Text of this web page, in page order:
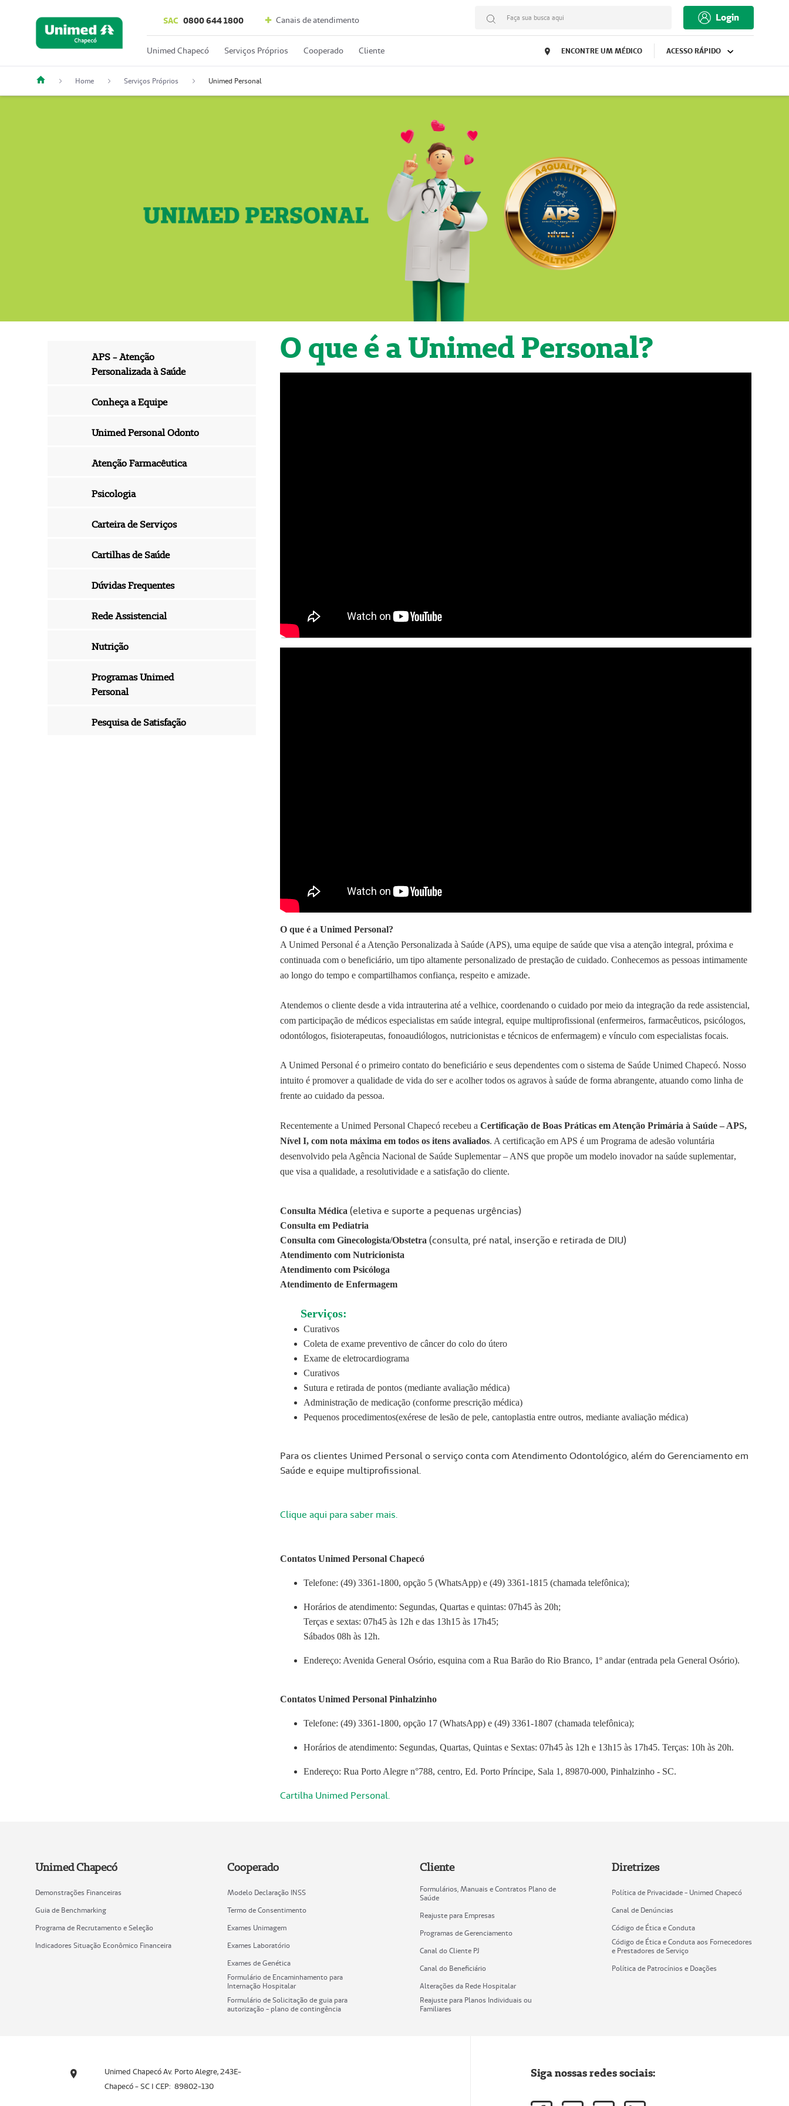
SAC 0800 644 1800 Canais de atendimento Faça sua busca aqui Login
Unimed Chapecó Serviços Próprios Cooperado Cliente ENCONTRE UM MÉDICO ACESSO RÁPIDO
Home Serviços Próprios Unimed Personal
APS - Atenção
Personalizada à Saúde
Conheça a Equipe
Unimed Personal Odonto
Atenção Farmacêutica
Psicologia
Carteira de Serviços
Cartilhas de Saúde
Dúvidas Frequentes
Rede Assistencial
Nutrição
Programas Unimed
Personal
Pesquisa de Satisfação
O que é a Unimed Personal?
O que é a Unimed Personal?
A Unimed Personal é a Atenção Personalizada à Saúde (APS), uma equipe de saúde que visa a atenção integral, próxima e
continuada com o beneficiário, um tipo altamente personalizado de prestação de cuidado. Conhecemos as pessoas intimamente
ao longo do tempo e compartilhamos confiança, respeito e amizade.
Atendemos o cliente desde a vida intrauterina até a velhice, coordenando o cuidado por meio da integração da rede assistencial,
com participação de médicos especialistas em saúde integral,equipe multiprofissional (enfermeiros, farmacêuticos, psicólogos,
odontólogos, fisioterapeutas, fonoaudiólogos, nutricionistas e técnicos de enfermagem) e vínculo com especialistas focais.
A Unimed Personal é o primeiro contato do beneficiário e seus dependentes com o sistema de Saúde Unimed Chapecó. Nosso
intuito é promover a qualidade de vida do ser e acolher todos os agravos à saúde de forma abrangente, atuando como linha de
frente ao cuidado da pessoa.
Recentemente a Unimed Personal Chapecó recebeu aCertificação de Boas Práticas em Atenção Primária à Saúde – APS,
Nível I, com nota máxima em todos os itens avaliados. A certificação em APS é um Programa de adesão voluntária
desenvolvido pela Agência Nacional de Saúde Suplementar – ANS que propõe um modelo inovador na saúde suplementar,
que visa a qualidade, a resolutividade e a satisfação do cliente.
Consulta Médica(eletiva e suporte a pequenas urgências)
Consulta em Pediatria
Consulta com Ginecologista/Obstetra(consulta, pré natal, inserção e retirada de DIU)
Atendimento com Nutricionista
Atendimento com Psicóloga
Atendimento de Enfermagem
Serviços:
Curativos
Coleta de exame preventivo de câncer do colo do útero
Exame de eletrocardiograma
Curativos
Sutura e retirada de pontos (mediante avaliação médica)
Administração de medicação (conforme prescrição médica)
Pequenos procedimentos(exérese de lesão de pele, cantoplastia entre outros, mediante avaliação médica)
Para os clientes Unimed Personal o serviço conta com Atendimento Odontológico, além do Gerenciamento em
Saúde e equipe multiprofissional.
Clique aqui para saber mais.
Contatos Unimed Personal Chapecó
Telefone: (49) 3361-1800, opção 5 (WhatsApp) e (49) 3361-1815 (chamada telefônica);
Horários de atendimento: Segundas, Quartas e quintas: 07h45 às 20h;
Terças e sextas: 07h45 às 12h e das 13h15 às 17h45;
Sábados 08h às 12h.
Endereço: Avenida General Osório, esquina com a Rua Barão do Rio Branco, 1º andar (entrada pela General Osório).
Contatos Unimed Personal Pinhalzinho
Telefone: (49) 3361-1800, opção 17 (WhatsApp) e (49) 3361-1807 (chamada telefônica);
Horários de atendimento: Segundas, Quartas, Quintas e Sextas: 07h45 às 12h e 13h15 às 17h45. Terças: 10h às 20h.
Endereço: Rua Porto Alegre n°788, centro, Ed. Porto Príncipe, Sala 1, 89870-000, Pinhalzinho - SC.
Cartilha Unimed Personal.
Unimed Chapecó
Demonstrações Financeiras
Guia de Benchmarking
Programa de Recrutamento e Seleção
Indicadores Situação Econômico Financeira
Cooperado
Modelo Declaração INSS
Termo de Consentimento
Exames Unimagem
Exames Laboratório
Exames de Genética
Formulário de Encaminhamento para
Internação Hospitalar
Formulário de Solicitação de guia para
autorização - plano de contingência
Cliente
Formulários, Manuais e Contratos Plano de
Saúde
Reajuste para Empresas
Programas de Gerenciamento
Canal do Cliente PJ
Canal do Beneficiário
Alterações da Rede Hospitalar
Reajuste para Planos Individuais ou
Familiares
Diretrizes
Política de Privacidade - Unimed Chapecó
Canal de Denúncias
Código de Ética e Conduta
Código de Ética e Conduta aos Fornecedores
e Prestadores de Serviço
Política de Patrocínios e Doações
Unimed Chapecó Av. Porto Alegre, 243E-
Chapecó - SC I CEP: 89802-130
Siga nossas redes sociais: